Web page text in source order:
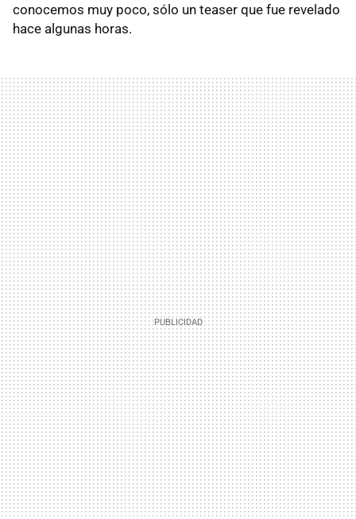
conocemos muy poco, sólo un teaser que fue revelado
hace algunas horas.